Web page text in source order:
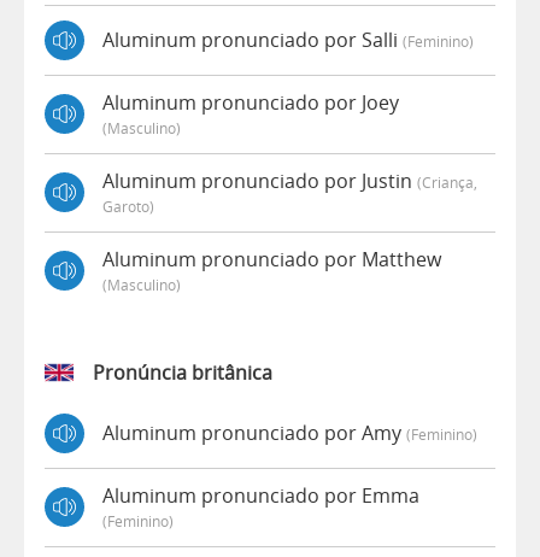
Aluminum pronunciado por Salli (feminino)
Aluminum pronunciado por Joey
(masculino)
Aluminum pronunciado por Justin (criança,
Garoto)
Aluminum pronunciado por Matthew
(masculino)
Pronúncia britânica
Aluminum pronunciado por Amy (feminino)
Aluminum pronunciado por Emma
(feminino)